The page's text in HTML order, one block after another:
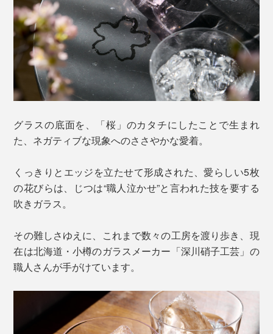
グラスの底面を、「桜」のカタチにしたことで生まれ
た、ネガティブな現象へのささやかな愛着。
くっきりとエッジを立たせて形成された、愛らしい5枚
の花びらは、じつは“職人泣かせ”と言われた技を要する
吹きガラス。
その難しさゆえに、これまで数々の工房を渡り歩き、現
在は北海道・小樽のガラスメーカー「深川硝子工芸」の
職人さんが手がけています。